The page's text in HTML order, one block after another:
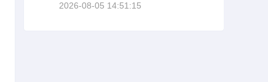
2026-08-05 14:51:15